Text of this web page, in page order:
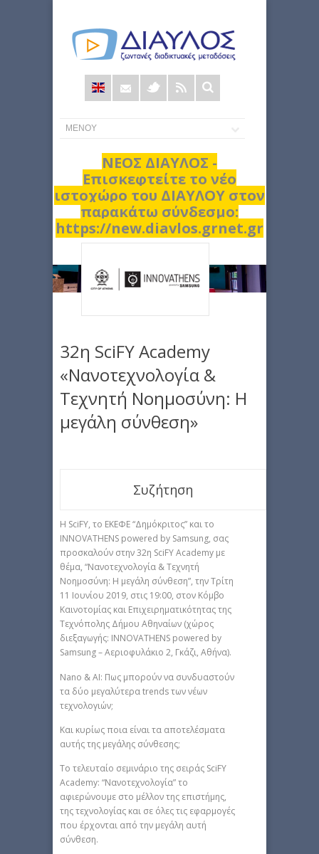
Φόρμα
αναζήτησης
ΝΕΟΣ ΔΙΑΥΛΟΣ -
Επισκεφτείτε το νέο
ιστοχώρο του ΔΙΑΥΛΟΥ στον
παρακάτω σύνδεσμο:
https://new.diavlos.grnet.gr
32η SciFY Academy
«Νανοτεχνολογία &
Τεχνητή Νοημοσύνη: Η
μεγάλη σύνθεση»
Συζήτηση
Η SciFY, το ΕΚΕΦΕ “Δημόκριτος” και το
INNOVATHENS powered by Samsung, σας
προσκαλούν στην 32η SciFY Academy με
θέμα, “Νανοτεχνολογία & Τεχνητή
Νοημοσύνη: Η μεγάλη σύνθεση”, την Τρίτη
11 Ιουνίου 2019, στις 19:00, στον Κόμβο
Καινοτομίας και Επιχειρηματικότητας της
Τεχνόπολης Δήμου Αθηναίων (χώρος
διεξαγωγής: INNOVATHENS powered by
Samsung – Αεριοφυλάκιο 2, Γκάζι, Αθήνα).
Nano & AI: Πως μπορούν να συνδυαστούν
τα δύο μεγαλύτερα trends των νέων
τεχνολογιών;
Και κυρίως ποια είναι τα αποτελέσματα
αυτής της μεγάλης σύνθεσης;
Το τελευταίο σεμινάριο της σειράς SciFY
Academy: “Νανοτεχνολογία” το
αφιερώνουμε στο μέλλον της επιστήμης,
της τεχνολογίας και σε όλες τις εφαρμογές
που έρχονται από την μεγάλη αυτή
σύνθεση.